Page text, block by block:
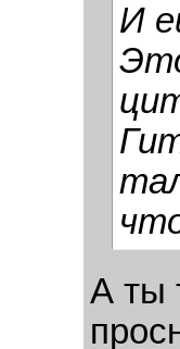
И
А ты